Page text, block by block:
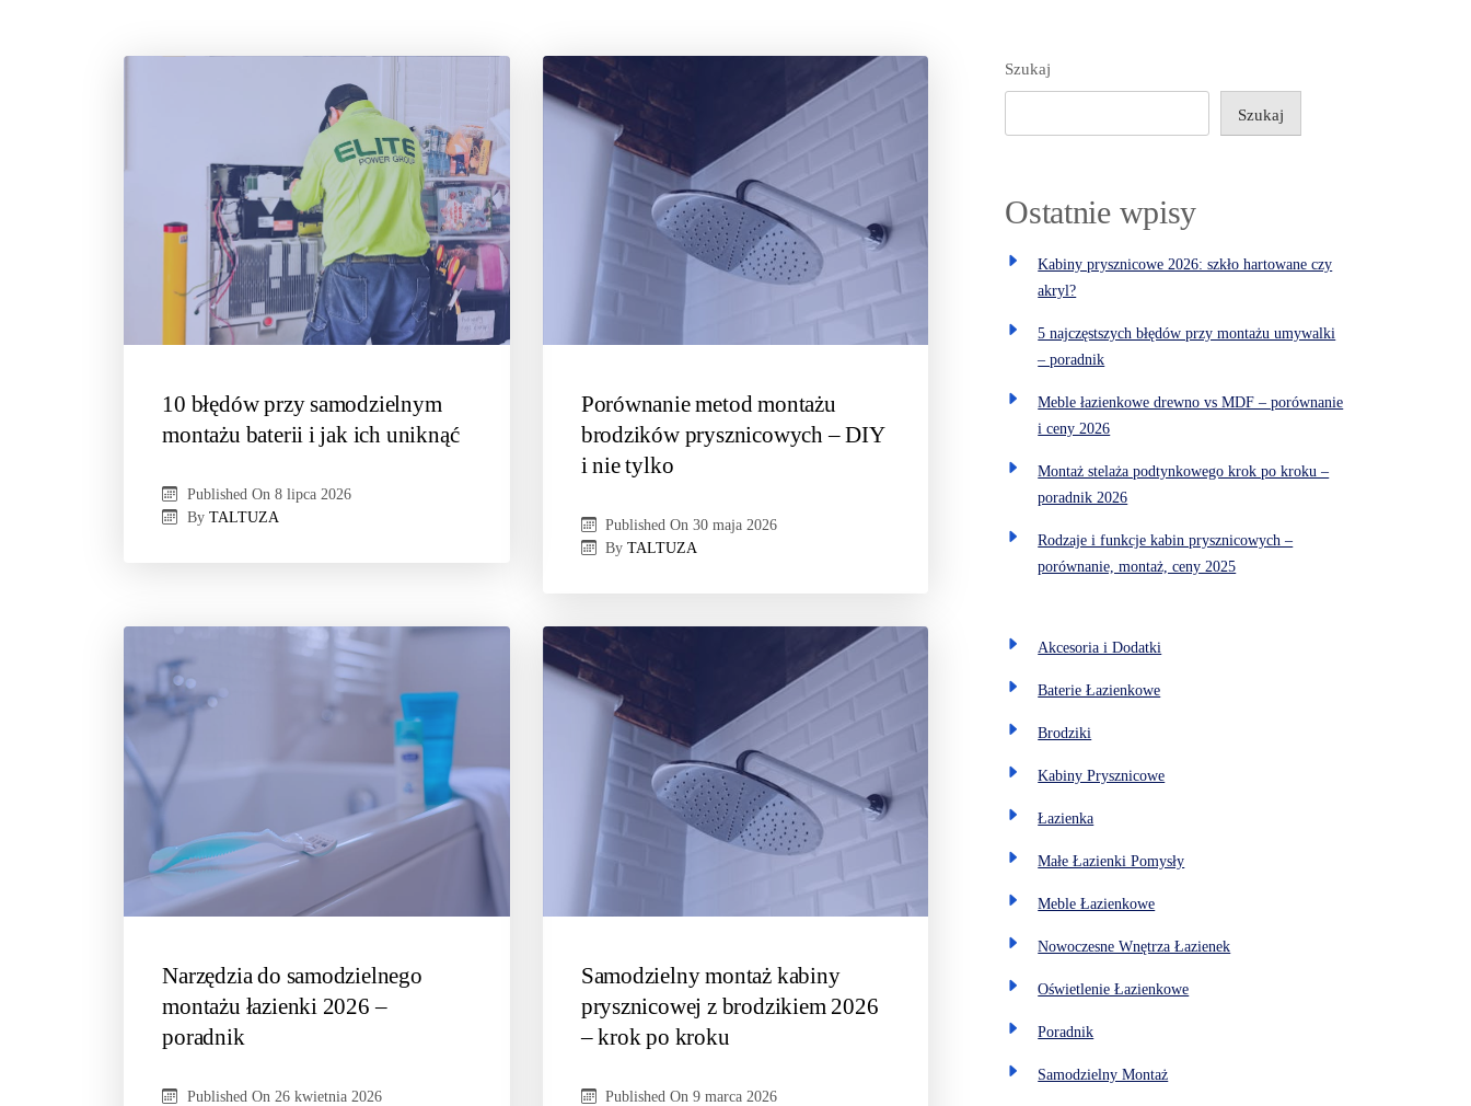
10 błędów przy samodzielnym
montażu baterii i jak ich uniknąć
Published On 8 lipca 2026
By TALTUZA
Porównanie metod montażu
brodzików prysznicowych – DIY
i nie tylko
Published On30 maja 2026
ByTALTUZA
Narzędzia do samodzielnego
montażu łazienki 2026 –
poradnik
Published On 26 kwietnia 2026
Samodzielny montaż kabiny
prysznicowej z brodzikiem 2026
– krok po kroku
Published On9 marca 2026
Szukaj
Szukaj
Ostatnie wpisy
Kabiny prysznicowe 2026: szkło hartowane czy
akryl?
5 najczęstszych błędów przy montażu umywalki
– poradnik
Meble łazienkowe drewno vs MDF – porównanie
i ceny 2026
Montaż stelaża podtynkowego krok po kroku –
poradnik 2026
Rodzaje i funkcje kabin prysznicowych –
porównanie, montaż, ceny 2025
Akcesoria i Dodatki
Baterie Łazienkowe
Brodziki
Kabiny Prysznicowe
Łazienka
Małe Łazienki Pomysły
Meble Łazienkowe
Nowoczesne Wnętrza Łazienek
Oświetlenie Łazienkowe
Poradnik
Samodzielny Montaż